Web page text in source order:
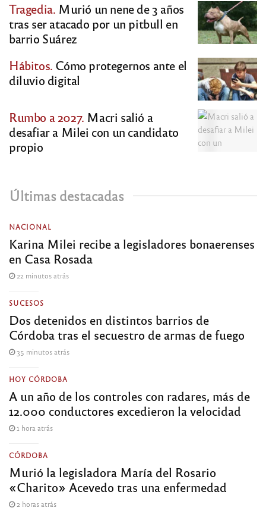
Tragedia. Murió un nene de 3 años
tras ser atacado por un pitbull en
barrio Suárez
Hábitos. Cómo protegernos ante el
diluvio digital
Rumbo a 2027. Macri salió a
desafiar a Milei con un candidato
propio
Últimas destacadas
NACIONAL
Karina Milei recibe a legisladores bonaerenses
en Casa Rosada
22 minutos atrás
SUCESOS
Dos detenidos en distintos barrios de
Córdoba tras el secuestro de armas de fuego
35 minutos atrás
HOY CÓRDOBA
A un año de los controles con radares, más de
12.000 conductores excedieron la velocidad
1 hora atrás
CÓRDOBA
Murió la legisladora María del Rosario
«Charito» Acevedo tras una enfermedad
2 horas atrás